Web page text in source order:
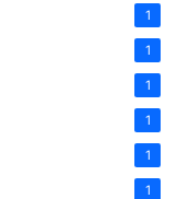
1
1
1
1
1
1